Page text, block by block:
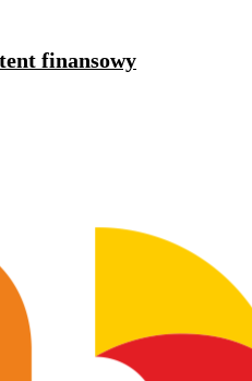
finansowy